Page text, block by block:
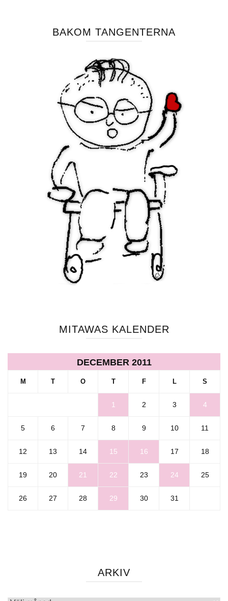
BAKOM TANGENTERNA
MITAWAS KALENDER
DECEMBER 2011
M T O T F L S
1 2 3 4
5 6 7 8 9 10 11
12 13 14 15 16 17 18
19 20 21 22 23 24 25
26 27 28 29 30 31
ARKIV